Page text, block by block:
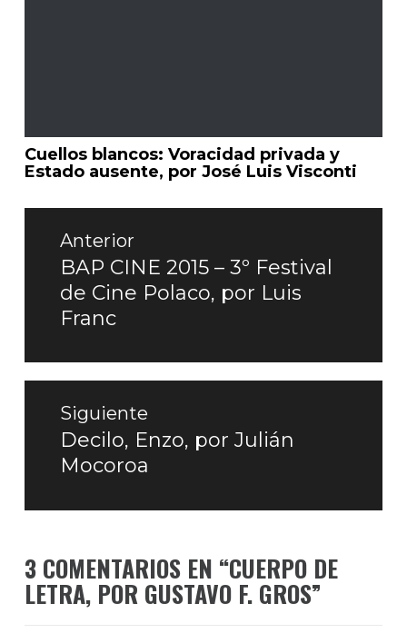
Cuellos blancos: Voracidad privada y
Estado ausente, por José Luis Visconti
Navegación
entradas
Anterior
Entrada
anterior:
BAP CINE 2015 – 3º Festival
de Cine Polaco, por Luis
Franc
Siguiente
Entrada
siguiente:
Decilo, Enzo, por Julián
Mocoroa
3 COMENTARIOS EN “CUERPO DE
LETRA, POR GUSTAVO F. GROS”